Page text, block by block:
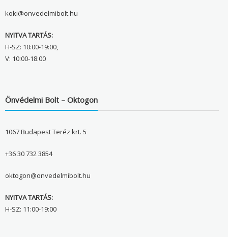
koki@onvedelmibolt.hu
NYITVA TARTÁS:
H-SZ: 10:00-19:00,
V: 10:00-18:00
Önvédelmi Bolt – Oktogon
1067 Budapest Teréz krt. 5
+36 30 732 3854
oktogon@onvedelmibolt.hu
NYITVA TARTÁS:
H-SZ: 11:00-19:00